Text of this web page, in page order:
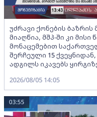
უძრავი ქონების
მიაღწია, მშპ-ში კი
მონაცემებით
შერჩეული 15
ადგილს იკავებს
2026/08/05 14:05
03:55